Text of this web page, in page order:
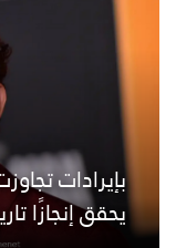
يحقق إنجازًا